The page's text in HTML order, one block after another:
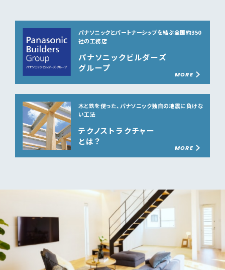
パナソニックとパートナーシップを結ぶ全国約350
社の工務店
パナソニックビルダーズ
グループ
MORE
木と鉄を使った、パナソニック独自の地震に負けな
い工法
テクノストラクチャー
とは？
MORE